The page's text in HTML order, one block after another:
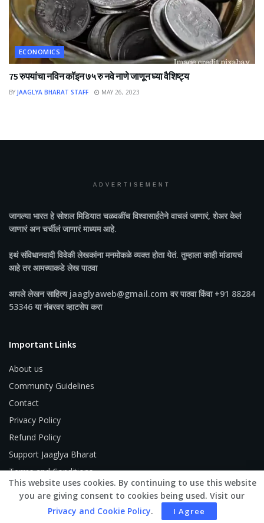
ECONOMICS
75 रुपयांचा नविन कॉइन ७५ रु नवे नाणे जाणून घ्या वैशिष्ट्य
BY JAAGLYA BHARAT STAFF MAY 26, 2023
ADVERTISEMENT
जागल्या भारतहे सोशल मिडियात चळवळींच विश्वासार्हतेने वाचलं जाणारं, शेअर केलं
जाणारं अन चर्चीलं जाणारं माध्यम आहे.
इथं संविधानवादी विवेकी लेखकांना मनमोकळे व्यक्त होता येतं. तुम्हाला काही मांडायचं
आहे तर आमच्याकडे लेख पाठवा
आपले लेखन साहित्य jaaglyaweb@gmail.com वर पाठवा किंवा +91 88284
53346 या नंबरवर व्हाटसेप करा
Important Links
About us
Community Guidelines
Contact
Privacy Policy
Refund Policy
Support Jaaglya Bharat
Terms and Conditions
This website uses cookies. By continuing to use this website
you are giving consent to cookies being used. Visit our
Privacy and Cookie Policy. I Agree